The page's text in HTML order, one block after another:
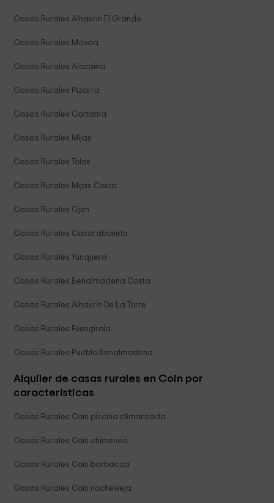
Casas Rurales Alhaurin El Grande
Casas Rurales Monda
Casas Rurales Alozaina
Casas Rurales Pizarra
Casas Rurales Cartama
Casas Rurales Mijas
Casas Rurales Tolox
Casas Rurales Mijas Costa
Casas Rurales Ojen
Casas Rurales Casarabonela
Casas Rurales Yunquera
Casas Rurales Benalmadena Costa
Casas Rurales Alhaurin De La Torre
Casas Rurales Fuengirola
Casas Rurales Pueblo Benalmadena
Alquiler de casas rurales en Coin por
características
Casas Rurales Coin piscina climatizada
Casas Rurales Coin chimenea
Casas Rurales Coin barbacoa
Casas Rurales Coin nochevieja